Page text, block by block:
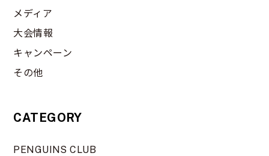
メディア
大会情報
キャンペーン
その他
CATEGORY
PENGUINS CLUB